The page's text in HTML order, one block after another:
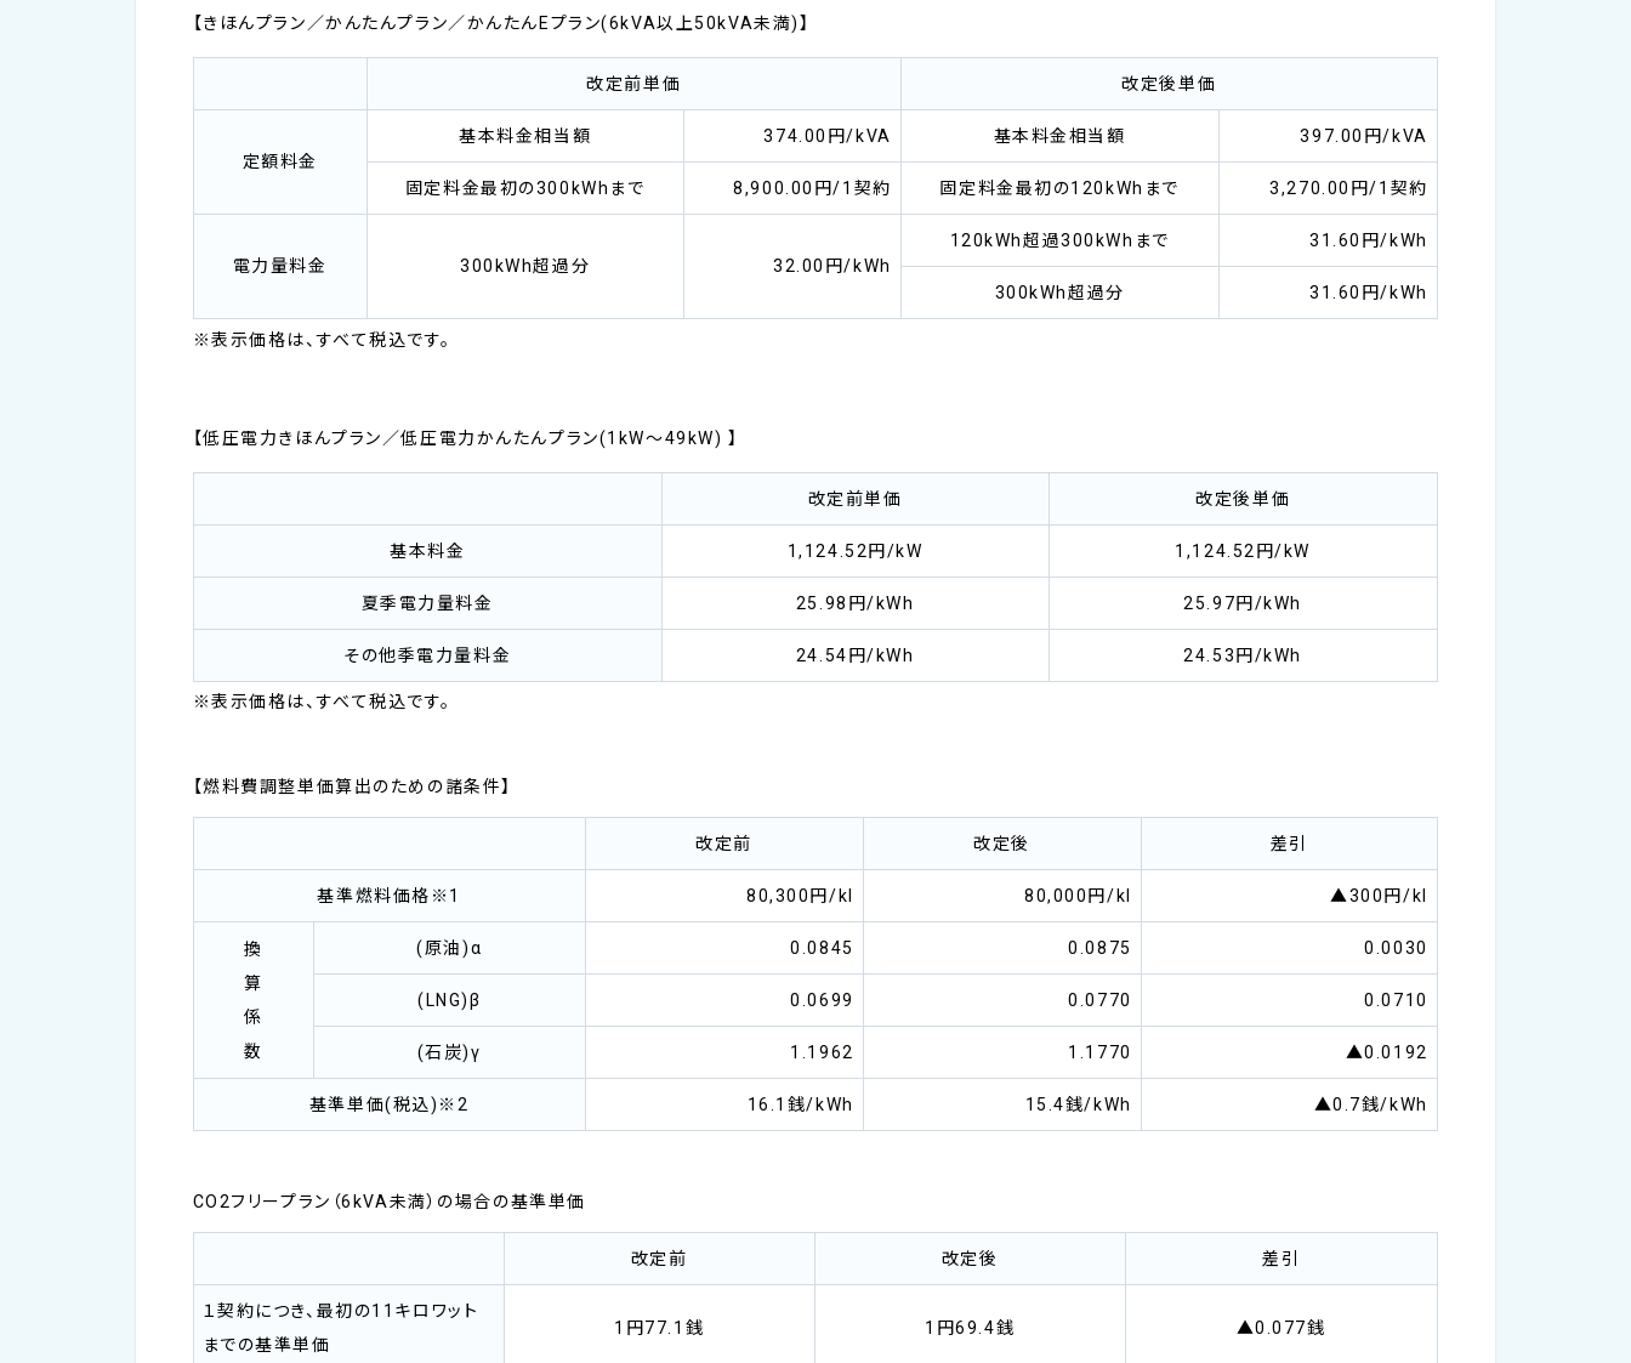
【きほんプラン／かんたんプラン／かんたんEプラン(6kVA以上50kVA未満)】
改定前単価 改定後単価
定額料金
基本料金相当額 374.00円/kVA 基本料金相当額 397.00円/kVA
固定料金最初の300kWhまで 8,900.00円/1契約 固定料金最初の120kWhまで 3,270.00円/1契約
電力量料金 300kWh超過分 32.00円/kWh
120kWh超過300kWhまで 31.60円/kWh
300kWh超過分 31.60円/kWh
※表示価格は、すべて税込です。
【低圧電力きほんプラン／低圧電力かんたんプラン(1kW～49kW) 】
改定前単価 改定後単価
基本料金 1,124.52円/kW 1,124.52円/kW
夏季電力量料金 25.98円/kWh 25.97円/kWh
その他季電力量料金 24.54円/kWh 24.53円/kWh
※表示価格は、すべて税込です。
【燃料費調整単価算出のための諸条件】
改定前 改定後 差引
基準燃料価格※1 80,300円/kl 80,000円/kl ▲300円/kl
換
算
係
数
(原油)α 0.0845 0.0875 0.0030
(LNG)β 0.0699 0.0770 0.0710
(石炭)γ 1.1962 1.1770 ▲0.0192
基準単価(税込)※2 16.1銭/kWh 15.4銭/kWh ▲0.7銭/kWh
CO2フリープラン（6kVA未満）の場合の基準単価
改定前 改定後 差引
１契約につき、最初の11キロワット
までの基準単価
1円77.1銭 1円69.4銭 ▲0.077銭